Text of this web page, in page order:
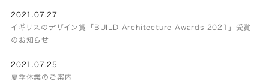
2021.07.27
イギリスのデザイン賞「BUILD Architecture Awards 2021」受賞
のお知らせ
2021.07.25
夏季休業のご案内